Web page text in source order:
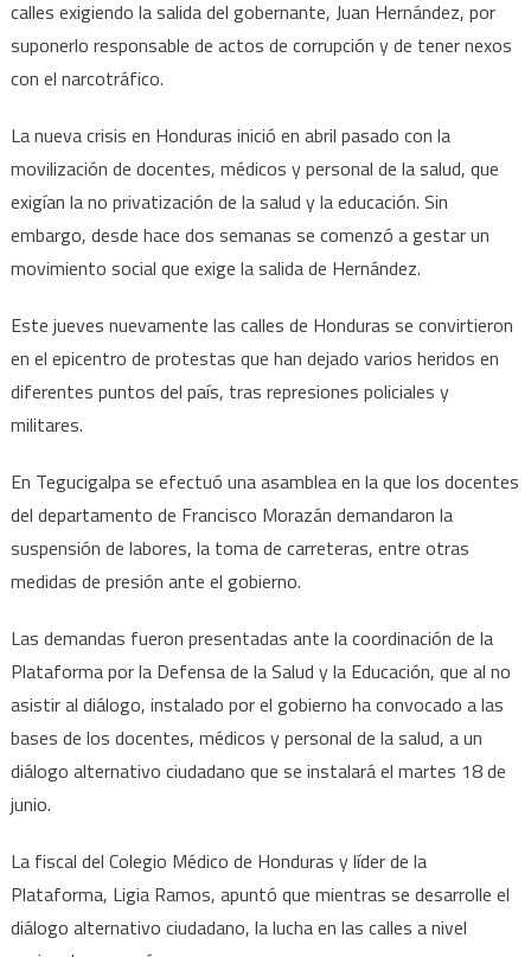
calles exigiendo la salida del gobernante, Juan Hernández, por
suponerlo responsable de actos de corrupción y de tener nexos
con el narcotráfico.
La nueva crisis en Honduras inició en abril pasado con la
movilización de docentes, médicos y personal de la salud, que
exigían la no privatización de la salud y la educación. Sin
embargo, desde hace dos semanas se comenzó a gestar un
movimiento social que exige la salida de Hernández.
Este jueves nuevamente las calles de Honduras se convirtieron
en el epicentro de protestas que han dejado varios heridos en
diferentes puntos del país, tras represiones policiales y
militares.
En Tegucigalpa se efectuó una asamblea en la que los docentes
del departamento de Francisco Morazán demandaron la
suspensión de labores, la toma de carreteras, entre otras
medidas de presión ante el gobierno.
Las demandas fueron presentadas ante la coordinación de la
Plataforma por la Defensa de la Salud y la Educación, que al no
asistir al diálogo, instalado por el gobierno ha convocado a las
bases de los docentes, médicos y personal de la salud, a un
diálogo alternativo ciudadano que se instalará el martes 18 de
junio.
La fiscal del Colegio Médico de Honduras y líder de la
Plataforma, Ligia Ramos, apuntó que mientras se desarrolle el
diálogo alternativo ciudadano, la lucha en las calles a nivel